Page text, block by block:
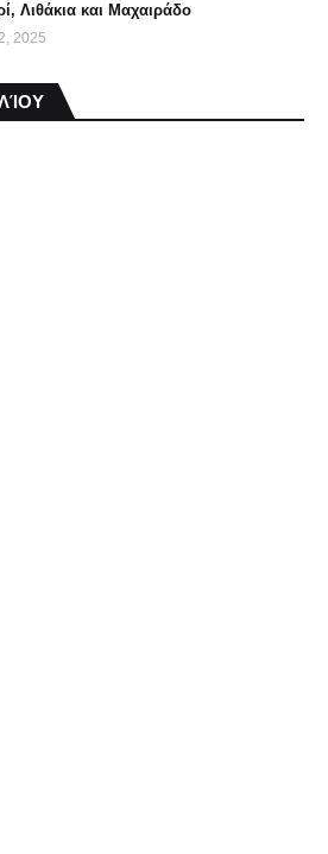
Λιθάκια και Μαχαιράδο
2025